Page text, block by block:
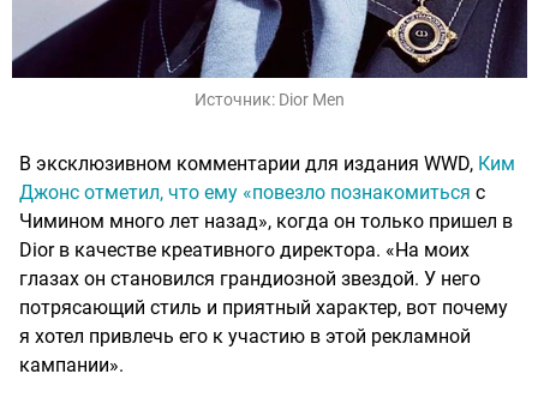
Источник: Dior Men
В эксклюзивном комментарии для издания WWD, Ким
Джонс отметил, что ему «повезло познакомиться с
Чимином много лет назад», когда он только пришел в
Dior в качестве креативного директора. «На моих
глазах он становился грандиозной звездой. У него
потрясающий стиль и приятный характер, вот почему
я хотел привлечь его к участию в этой рекламной
кампании».